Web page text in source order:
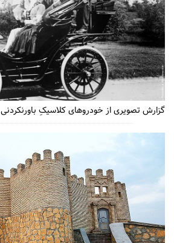
گزارش تصویری از خودروهای کلاسیکِ باورنکردنی